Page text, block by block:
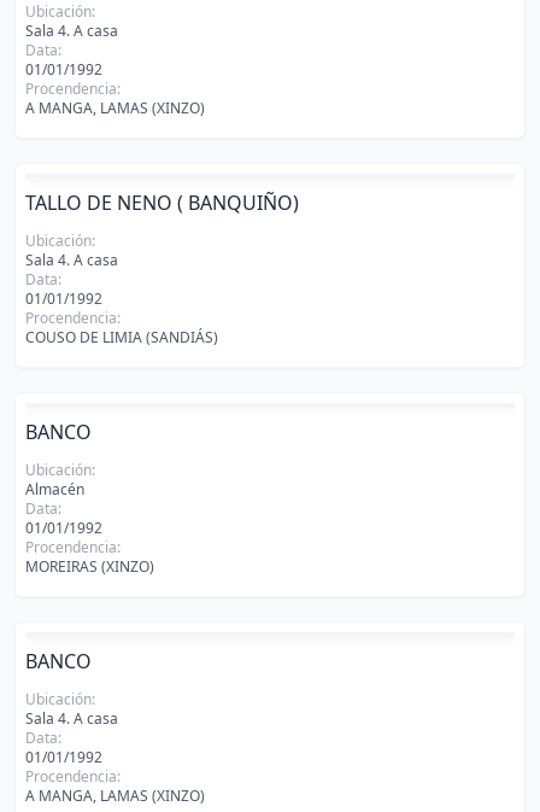
Ubicación:
Sala 4. A casa
Data:
01/01/1992
Procendencia:
A MANGA, LAMAS (XINZO)
TALLO DE NENO ( BANQUIÑO)
Ubicación:
Sala 4. A casa
Data:
01/01/1992
Procendencia:
COUSO DE LIMIA (SANDIÁS)
BANCO
Ubicación:
Almacén
Data:
01/01/1992
Procendencia:
MOREIRAS (XINZO)
BANCO
Ubicación:
Sala 4. A casa
Data:
01/01/1992
Procendencia:
A MANGA, LAMAS (XINZO)